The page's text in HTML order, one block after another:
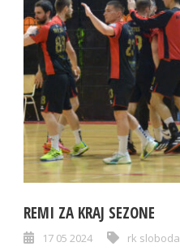
REMI ZA KRAJ SEZONE
17 05 2024 rk sloboda